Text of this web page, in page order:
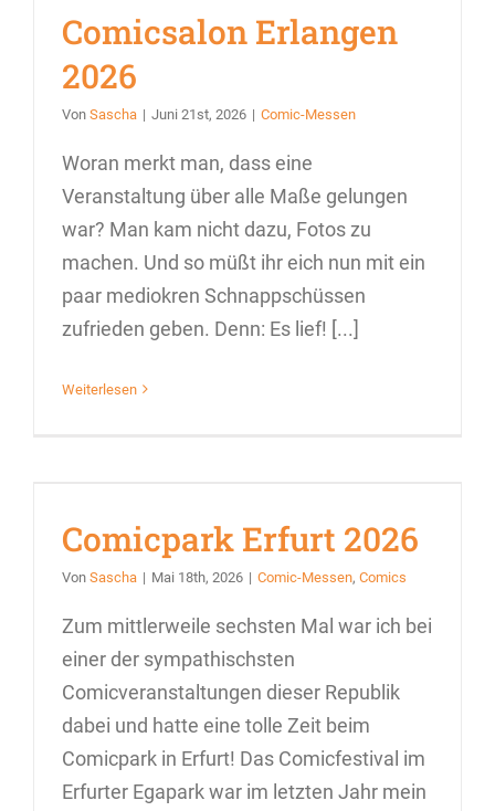
Comicsalon Erlangen
2026
Von Sascha | Juni 21st, 2026 | Comic-Messen
Woran merkt man, dass eine
Veranstaltung über alle Maße gelungen
war? Man kam nicht dazu, Fotos zu
machen. Und so müßt ihr eich nun mit ein
paar mediokren Schnappschüssen
zufrieden geben. Denn: Es lief! [...]
Weiterlesen
Comicpark Erfurt 2026
Von Sascha | Mai 18th, 2026 | Comic-Messen, Comics
Zum mittlerweile sechsten Mal war ich bei
einer der sympathischsten
Comicveranstaltungen dieser Republik
dabei und hatte eine tolle Zeit beim
Comicpark in Erfurt! Das Comicfestival im
Erfurter Egapark war im letzten Jahr mein